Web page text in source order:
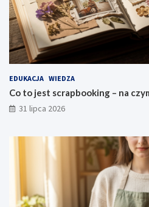
EDUKACJA WIEDZA
Co to jest scrapbooking – na
31 lipca 2026